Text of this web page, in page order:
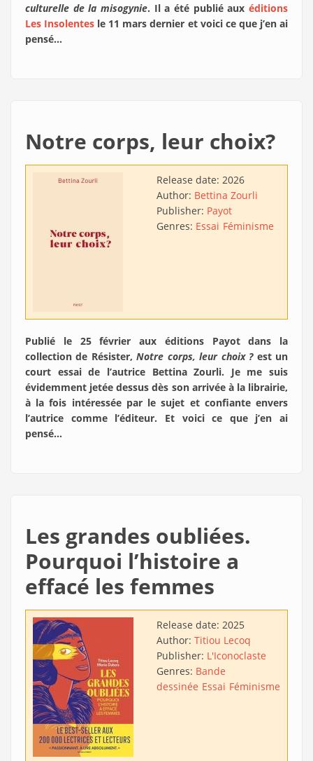
culturelle de la misogynie. Il a été publié aux éditions
Les Insolentes le 11 mars dernier et voici ce que j’en ai
pensé…
Notre corps, leur choix?
Release date: 2026
Author: Bettina Zourli
Publisher: Payot
Genres: Essai Féminisme
Publié le 25 février aux éditions Payot dans la
collection de Résister,Notre corps, leur choix ?est un
court essai de l’autrice Bettina Zourli. Je me suis
évidemment jetée dessus dès son arrivée à la librairie,
à la fois intéressée par le sujet et confiante envers
l’autrice comme l’éditeur. Et voici ce que j’en ai
pensé…
Les grandes oubliées.
Pourquoi l’histoire a
effacé les femmes
Release date: 2025
Author: Titiou Lecoq
Publisher: L'Iconoclaste
Genres: Bande
dessinée Essai Féminisme